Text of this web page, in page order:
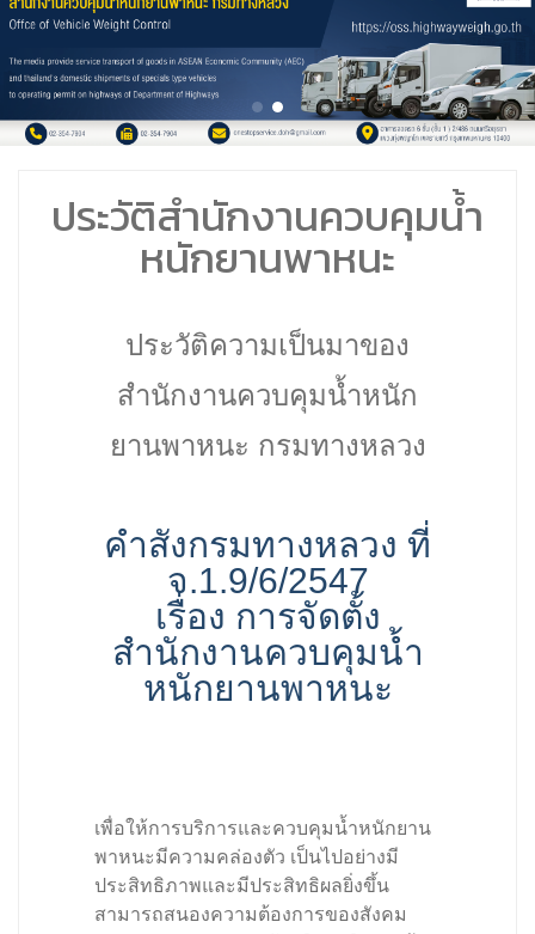
ประวัติสำนักงานควบคุมน้ำ
หนักยานพาหนะ
ประวัติความเป็นมาของ
สำนักงานควบคุมน้ำหนัก
ยานพาหนะ กรมทางหลวง
คำสังกรมทางหลวง ที่
จ.1.9/6/2547
เรื่อง การจัดตั้ง
สำนักงานควบคุมน้ำ
หนักยานพาหนะ
เพื่อให้การบริการและควบคุมน้ำหนักยาน
พาหนะมีความคล่องตัว เป็นไปอย่างมี
ประสิทธิภาพและมีประสิทธิผลยิ่งขึ้น
สามารถสนองความต้องการของสังคม